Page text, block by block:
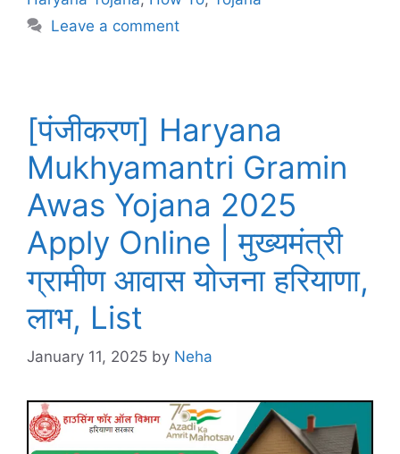
Leave a comment
[पंजीकरण] Haryana
Mukhyamantri Gramin
Awas Yojana 2025
Apply Online | मुख्यमंत्री
ग्रामीण आवास योजना हरियाणा,
लाभ, List
January 11, 2025 by Neha